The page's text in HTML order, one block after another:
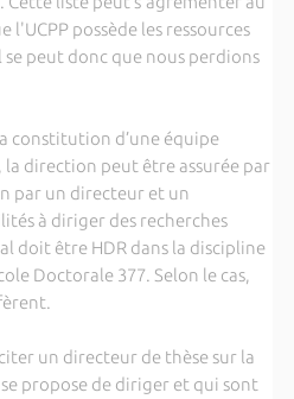
possède les ressources
se peut donc que nous perdions
d’une équipe
la direction peut être assurée par
par un directeur et un
à diriger des recherches
doit être HDR dans la discipline
Doctorale 377. Selon le cas,
un directeur de thèse sur la
propose de diriger et qui sont